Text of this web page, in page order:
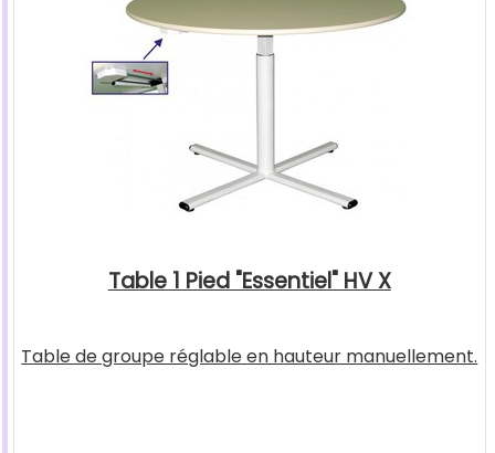
Table 1 Pied "Essentiel" HV X
Table de groupe réglable en hauteur manuellement.